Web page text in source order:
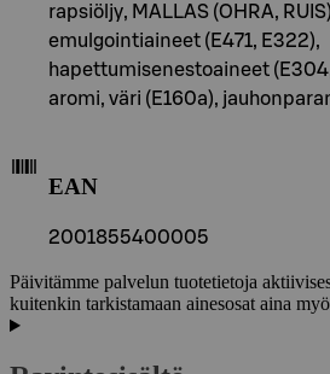
rapsiöljy, MALLAS (OHRA,
emulgointiaineet (E471, E322),
hapettumisenestoaineet
aromi, väri (E160a),
EAN
2001855400005
Päivitämme palvelun tuotetietoja
kuitenkin tarkistamaan ainesosat aina